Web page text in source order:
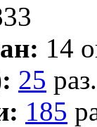
14
25 раз.
185